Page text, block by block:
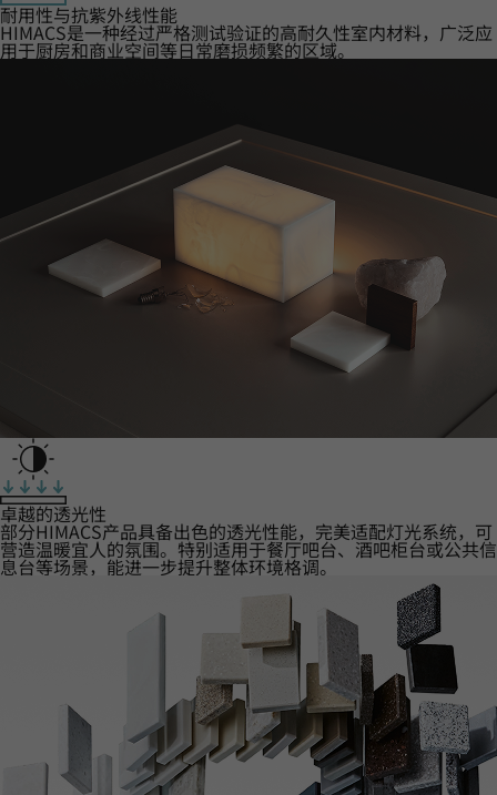
耐用性与抗紫外线性能
HIMACS是一种经过严格测试验证的高耐久性室内材料，广泛应
用于厨房和商业空间等日常磨损频繁的区域。
卓越的透光性
部分HIMACS产品具备出色的透光性能，完美适配灯光系统，可
营造温暖宜人的氛围。特别适用于餐厅吧台、酒吧柜台或公共信
息台等场景，能进一步提升整体环境格调。